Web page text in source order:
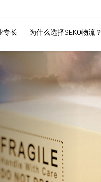
专长 为什么选择SEKO物流？